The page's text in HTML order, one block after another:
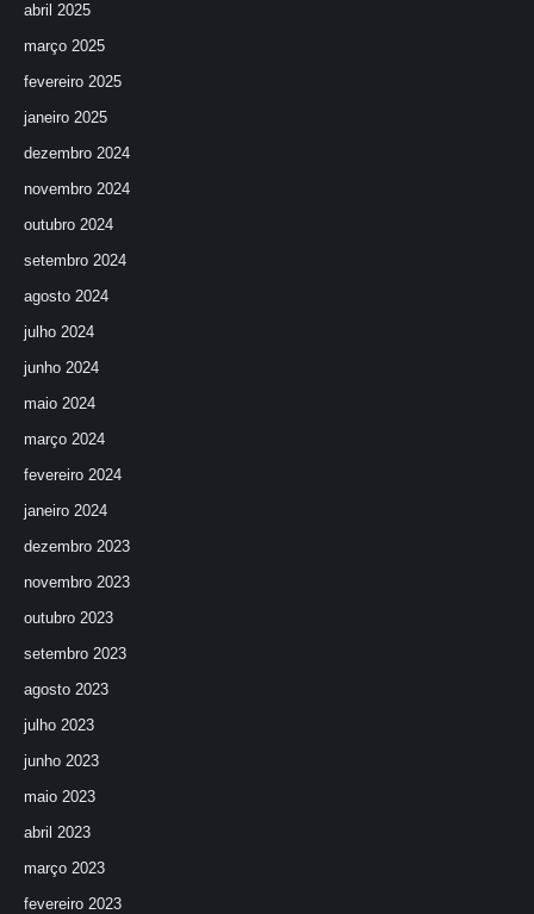
abril 2025
março 2025
fevereiro 2025
janeiro 2025
dezembro 2024
novembro 2024
outubro 2024
setembro 2024
agosto 2024
julho 2024
junho 2024
maio 2024
março 2024
fevereiro 2024
janeiro 2024
dezembro 2023
novembro 2023
outubro 2023
setembro 2023
agosto 2023
julho 2023
junho 2023
maio 2023
abril 2023
março 2023
fevereiro 2023